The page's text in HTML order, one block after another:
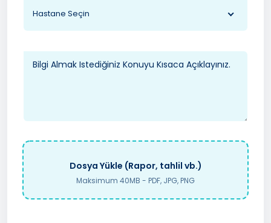
Hastane Seçin
Dosya Yükle (Rapor, tahlil vb.)
Maksimum 40MB - PDF, JPG, PNG